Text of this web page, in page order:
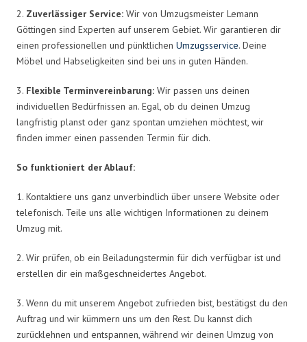
2. Zuverlässiger Service: Wir von Umzugsmeister Lemann
Göttingen sind Experten auf unserem Gebiet. Wir garantieren dir
einen professionellen und pünktlichen Umzugsservice. Deine
Möbel und Habseligkeiten sind bei uns in guten Händen.
3. Flexible Terminvereinbarung: Wir passen uns deinen
individuellen Bedürfnissen an. Egal, ob du deinen Umzug
langfristig planst oder ganz spontan umziehen möchtest, wir
finden immer einen passenden Termin für dich.
So funktioniert der Ablauf:
1. Kontaktiere uns ganz unverbindlich über unsere Website oder
telefonisch. Teile uns alle wichtigen Informationen zu deinem
Umzug mit.
2. Wir prüfen, ob ein Beiladungstermin für dich verfügbar ist und
erstellen dir ein maßgeschneidertes Angebot.
3. Wenn du mit unserem Angebot zufrieden bist, bestätigst du den
Auftrag und wir kümmern uns um den Rest. Du kannst dich
zurücklehnen und entspannen, während wir deinen Umzug von